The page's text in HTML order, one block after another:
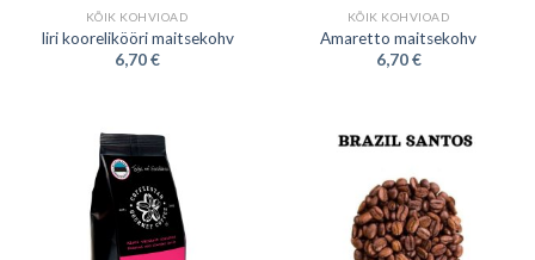
KÕIK KOHVIOAD
Iiri koorelikööri maitsekohv
6,70€
KÕIK KOHVIOAD
Amaretto maitsekohv
6,70€